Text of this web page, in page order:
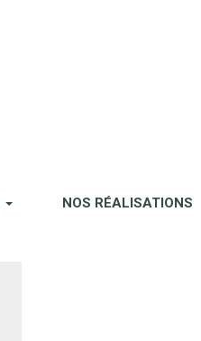
NOS RÉALISATIONS